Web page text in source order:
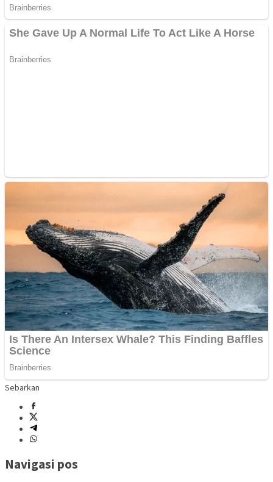
Sebarkan
Navigasi pos